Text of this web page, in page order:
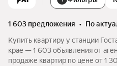
1 603 предложения •
по
Купить квартиру у станции
крае — 1 603 объявления от
продаже квартир по цене от 1